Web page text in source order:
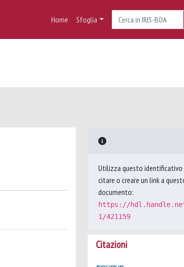
Home Sfoglia
Utilizza questo identificativo
citare o creare un link a
documento:
https://
1/421159
Citazioni